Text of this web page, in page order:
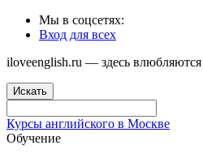
Мы в соцсетях:
Вход для всех
iloveenglish.ru — здесь
Искать
Курсы английского в Москве
Обучение